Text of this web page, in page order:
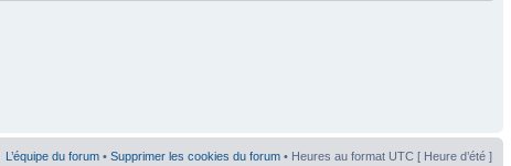
L’équipe du forum • Supprimer les cookies du forum • Heures au format UTC [ Heure d’été ]